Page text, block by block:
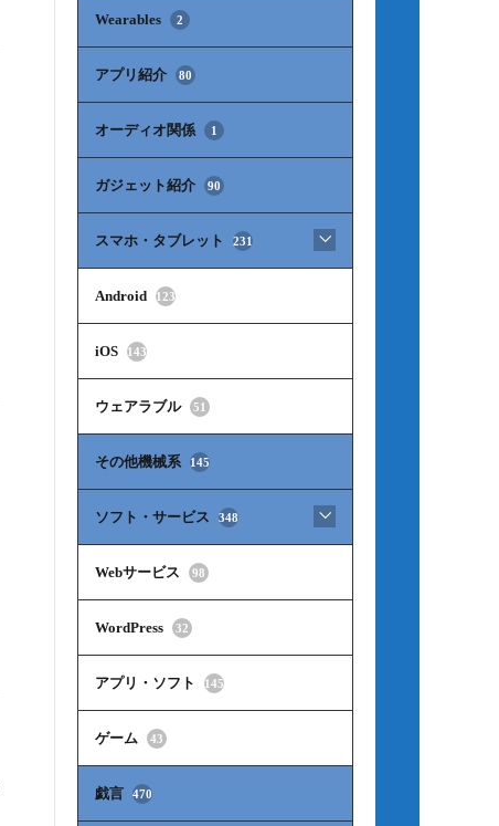
Wearables 2
アプリ紹介 80
オーディオ関係 1
ガジェット紹介 90
スマホ・タブレット 231
Android 123
iOS 143
ウェアラブル 51
その他機械系 145
ソフト・サービス 348
Webサービス 98
WordPress 32
アプリ・ソフト 145
ゲーム 43
戯言 470